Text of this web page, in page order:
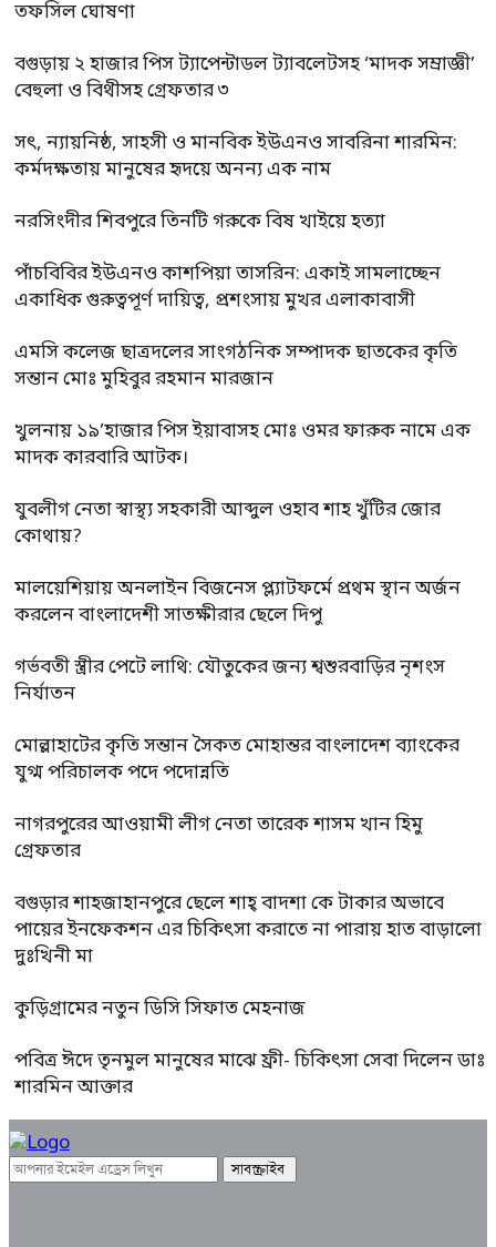
তফসিল ঘোষণা
বগুড়ায় ২ হাজার পিস ট্যাপেন্টাডল ট্যাবলেটসহ ‘মাদক সম্রাজ্ঞী’
বেহুলা ও বিথীসহ গ্রেফতার ৩
সৎ, ন্যায়নিষ্ঠ, সাহসী ও মানবিক ইউএনও সাবরিনা শারমিন:
কর্মদক্ষতায় মানুষের হৃদয়ে অনন্য এক নাম
নরসিংদীর শিবপুরে তিনটি গরুকে বিষ খাইয়ে হত্যা
পাঁচবিবির ইউএনও কাশপিয়া তাসরিন: একাই সামলাচ্ছেন
একাধিক গুরুত্বপূর্ণ দায়িত্ব, প্রশংসায় মুখর এলাকাবাসী
এমসি কলেজ ছাত্রদলের সাংগঠনিক সম্পাদক ছাতকের কৃতি
সন্তান মোঃ মুহিবুর রহমান মারজান
খুলনায় ১৯’হাজার পিস ইয়াবাসহ মোঃ ওমর ফারুক নামে এক
মাদক কারবারি আটক।
যুবলীগ নেতা স্বাস্থ্য সহকারী আব্দুল ওহাব শাহ খুঁটির জোর
কোথায়?
মালয়েশিয়ায় অনলাইন বিজনেস প্ল্যাটফর্মে প্রথম স্থান অর্জন
করলেন বাংলাদেশী সাতক্ষীরার ছেলে দিপু
গর্ভবতী স্ত্রীর পেটে লাথি: যৌতুকের জন্য শ্বশুরবাড়ির নৃশংস
নির্যাতন
মোল্লাহাটের কৃতি সন্তান সৈকত মোহান্তর বাংলাদেশ ব্যাংকের
যুগ্ম পরিচালক পদে পদোন্নতি
নাগরপুরের আওয়ামী লীগ নেতা তারেক শাসম খান হিমু
গ্রেফতার
বগুড়ার শাহজাহানপুরে ছেলে শাহ্ বাদশা কে টাকার অভাবে
পায়ের ইনফেকশন এর চিকিৎসা করাতে না পারায় হাত বাড়ালো
দুঃখিনী মা
কুড়িগ্রামের নতুন ডিসি সিফাত মেহনাজ
পবিত্র ঈদে তৃনমুল মানুষের মাঝে ফ্রী- চিকিৎসা সেবা দিলেন ডাঃ
শারমিন আক্তার